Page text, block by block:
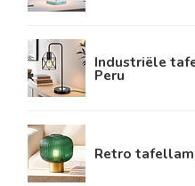
Industriële
Peru
Retro